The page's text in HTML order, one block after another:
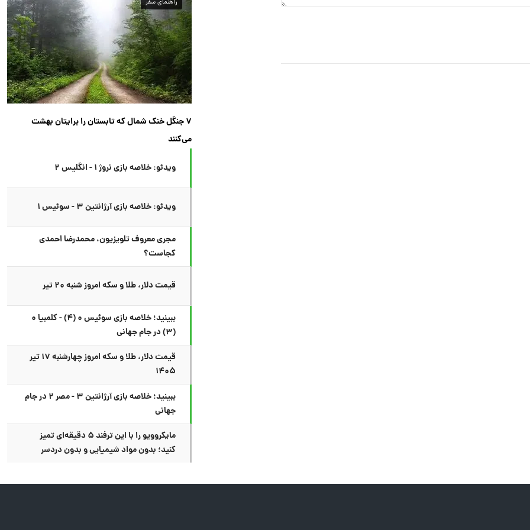
راهنمای سفر
۷ جنگل خنک شمال که تابستان را برایتان بهشت
می‌کنند
ویدئو: خلاصه بازی نروژ ۱ - انگلیس ۲
ویدئو: خلاصه بازی آرژانتین ۳ - سوئیس ۱
مجری معروف تلویزیون، محمدرضا احمدی
کجاست؟
قیمت دلار، طلا و سکه امروز شنبه ۲۰ تیر
ببینید؛ خلاصه بازی سوئیس ۰ (۴) - کلمبیا ۰
(۳) در جام جهانی
قیمت دلار، طلا و سکه امروز چهارشنبه ۱۷ تیر
۱۴۰۵
ببینید؛ خلاصه بازی آرژانتین ۳ - مصر ۲ در جام
جهانی
مایکروویو را با این ترفند ۵ دقیقه‌ای تمیز
کنید؛ بدون مواد شیمیایی و بدون دردسر